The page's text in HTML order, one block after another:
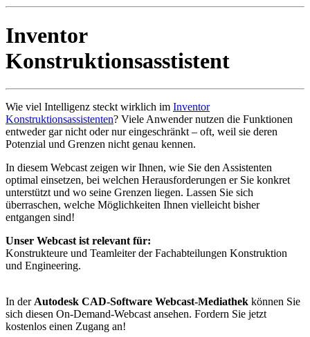
Inventor
Konstruktionsasstistent
Wie viel Intelligenz steckt wirklich im Inventor
Konstruktionsassistenten? Viele Anwender nutzen die Funktionen
entweder gar nicht oder nur eingeschränkt – oft, weil sie deren
Potenzial und Grenzen nicht genau kennen.
In diesem Webcast zeigen wir Ihnen, wie Sie den Assistenten
optimal einsetzen, bei welchen Herausforderungen er Sie konkret
unterstützt und wo seine Grenzen liegen. Lassen Sie sich
überraschen, welche Möglichkeiten Ihnen vielleicht bisher
entgangen sind!
Unser Webcast ist relevant für:
Konstrukteure und Teamleiter der Fachabteilungen Konstruktion
und Engineering.
In der Autodesk CAD-Software Webcast-Mediathek können Sie
sich diesen On-Demand-Webcast ansehen. Fordern Sie jetzt
kostenlos einen Zugang an!